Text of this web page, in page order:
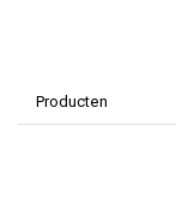
Producten